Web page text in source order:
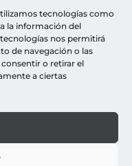
tecnologías como
la información del
nos permitirá
de navegación o las
o retirar el
a ciertas
Contacto
LEGALES
reserved : rocio gutierrez
webdesign : espacio azul